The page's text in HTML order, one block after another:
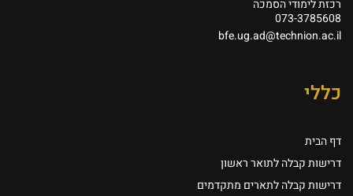
רכזת לימודי הסמכה
073-3785608
bfe.ug.ad@technion.ac.il
כללי
דף הבית
דרישות קבלה לתואר ראשון
דרישות קבלה לתארים מתקדמים